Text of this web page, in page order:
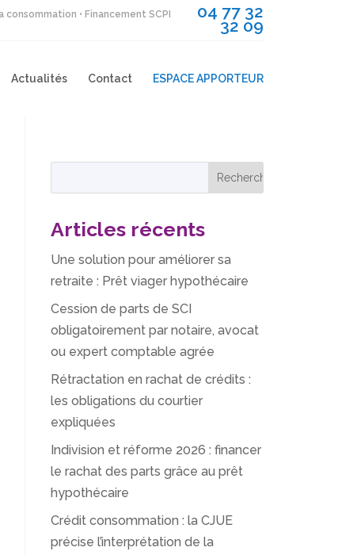
• Financement SCPI 04 77 32
32 09
Actualités Contact ESPACE APPORTEUR
Articles récents
Une solution pour améliorer sa
retraite : Prêt viager hypothécaire
Cession de parts de SCI
obligatoirement par notaire, avocat
ou expert comptable agrée
Rétractation en rachat de crédits :
les obligations du courtier
expliquées
Indivision et réforme 2026 : financer
le rachat des parts grâce au prêt
hypothécaire
Crédit consommation : la CJUE
précise l’interprétation de la